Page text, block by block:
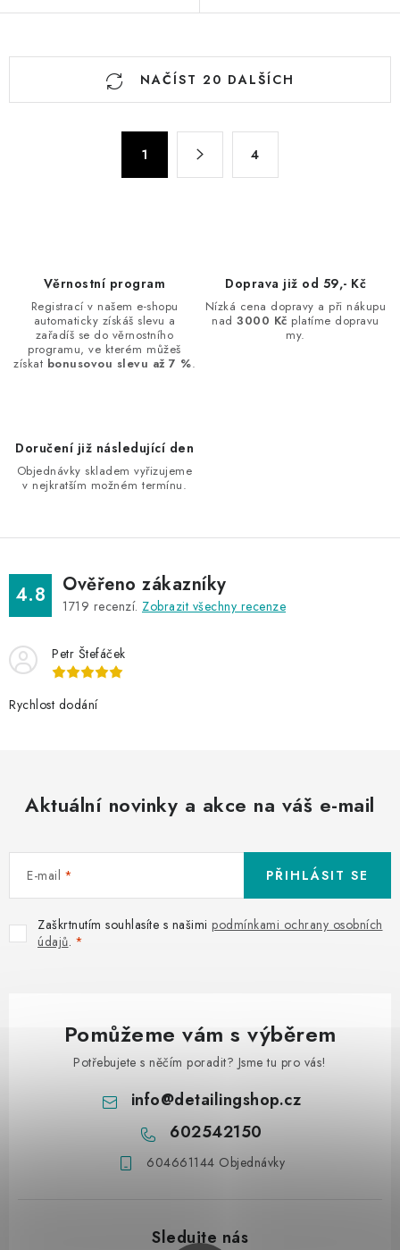
O
v
s
NAČÍST 20 DALŠÍCH
1 4
Věrnostní program
Registrací v našem e-shopu
automaticky získáš slevu a
zařadíš se do věrnostního
programu, ve kterém můžeš
získat bonusovou slevu až 7 %.
Doprava již od 59,- Kč
Nízká cena dopravy a při nákupu
nad3000 Kč platíme dopravu
my.
Doručení již následující den
Objednávky skladem vyřizujeme
v nejkratším možném termínu.
4.8 Ověřeno zákazníky
1719 recenzí. Zobrazit všechny recenze
Petr Štefáček
Rychlost dodání
Aktuální novinky a akce na váš e-mail
E-mail
Zaškrtnutím souhlasíte s našimi podmínkami ochrany osobních
údajů.
PŘIHLÁSIT SE
Pomůžeme vám s výběrem
Potřebujete s něčím poradit? Jsme tu pro vás!
info@detailingshop.cz
602542150
604661144 Objednávky